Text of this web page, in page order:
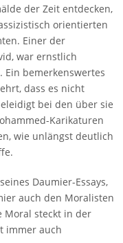
der Zeit entdecken,
orientierten
Einer der
war ernstlich
bemerkenswertes
dass es nicht
bei den über sie
Karikaturen
wie unlängst deutlich
Daumier-Essays,
auch den Moralisten
Moral steckt in der
immer auch